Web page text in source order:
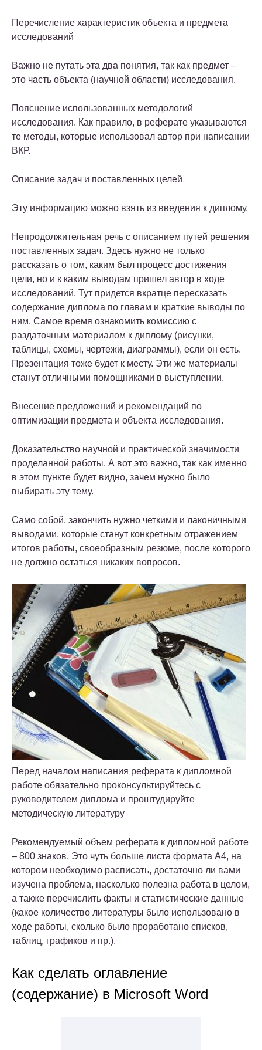
Перечисление характеристик объекта и предмета
исследований
Важно не путать эта два понятия, так как предмет –
это часть объекта (научной области) исследования.
Пояснение использованных методологий
исследования. Как правило, в реферате указываются
те методы, которые использовал автор при написании
ВКР.
Описание задач и поставленных целей
Эту информацию можно взять из введения к диплому.
Непродолжительная речь с описанием путей решения
поставленных задач. Здесь нужно не только
рассказать о том, каким был процесс достижения
цели, но и к каким выводам пришел автор в ходе
исследований. Тут придется вкратце пересказать
содержание диплома по главам и краткие выводы по
ним. Самое время ознакомить комиссию с
раздаточным материалом к диплому (рисунки,
таблицы, схемы, чертежи, диаграммы), если он есть.
Презентация тоже будет к месту. Эти же материалы
станут отличными помощниками в выступлении.
Внесение предложений и рекомендаций по
оптимизации предмета и объекта исследования.
Доказательство научной и практической значимости
проделанной работы. А вот это важно, так как именно
в этом пункте будет видно, зачем нужно было
выбирать эту тему.
Само собой, закончить нужно четкими и лаконичными
выводами, которые станут конкретным отражением
итогов работы, своеобразным резюме, после которого
не должно остаться никаких вопросов.
Перед началом написания реферата к дипломной
работе обязательно проконсультируйтесь с
руководителем диплома и проштудируйте
методическую литературу
Рекомендуемый объем реферата к дипломной работе
– 800 знаков. Это чуть больше листа формата А4, на
котором необходимо расписать, достаточно ли вами
изучена проблема, насколько полезна работа в целом,
а также перечислить факты и статистические данные
(какое количество литературы было использовано в
ходе работы, сколько было проработано списков,
таблиц, графиков и пр.).
Как сделать оглавление
(содержание) в Microsoft Word